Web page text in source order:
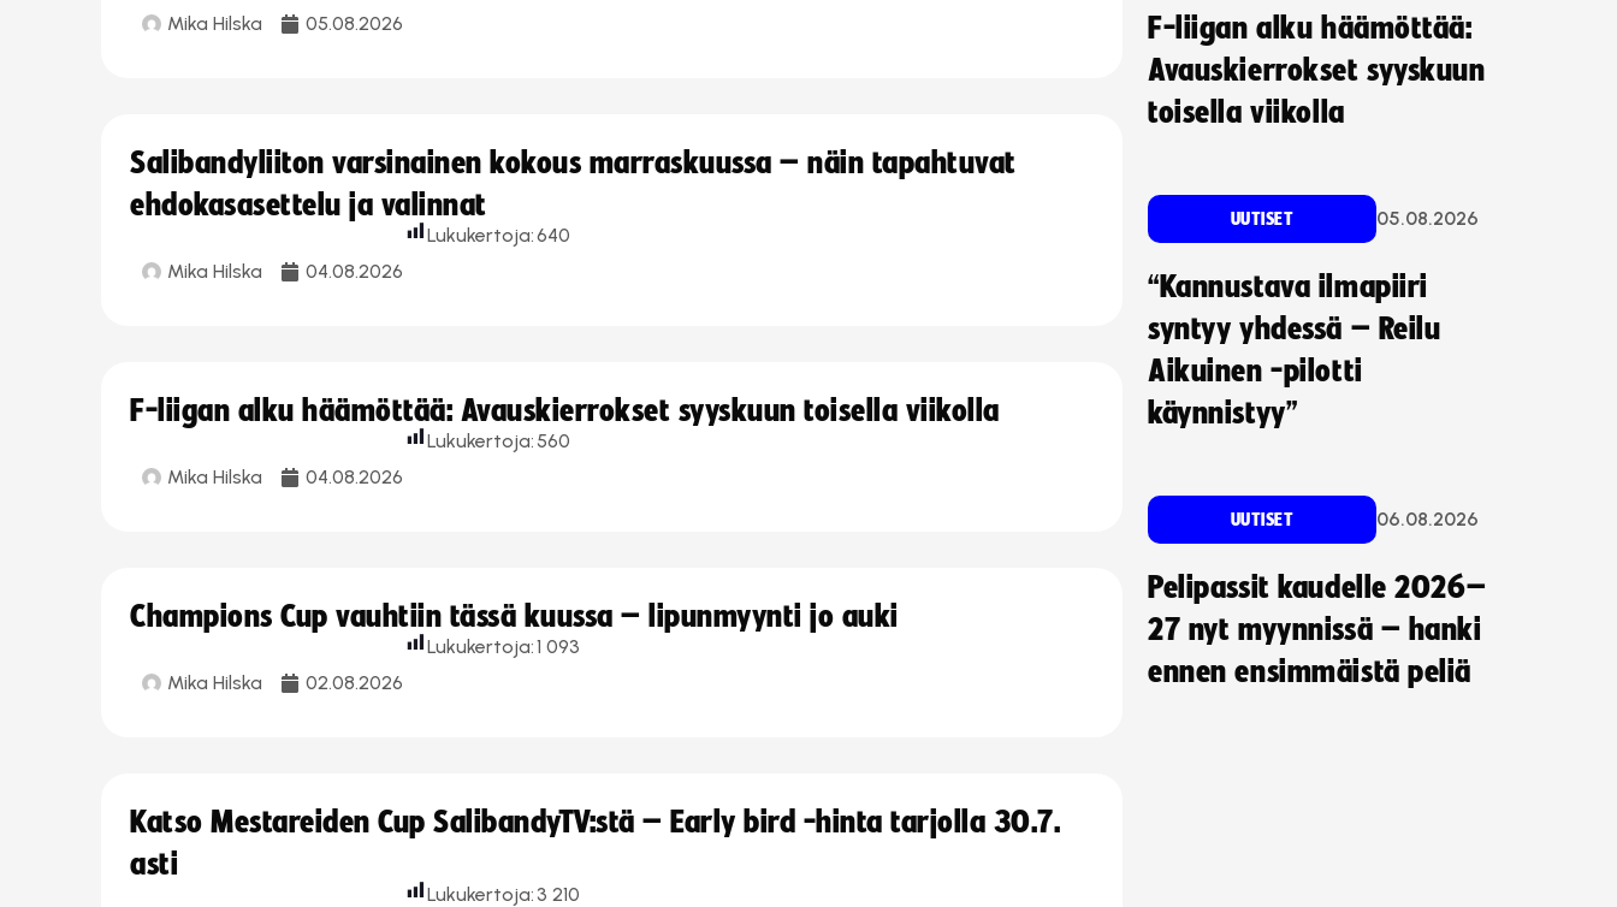
Mika Hilska 05.08.2026
Salibandyliiton varsinainen kokous marraskuussa – näin tapahtuvat
ehdokasasettelu ja valinnat
Mika Hilska 04.08.2026
Lukukertoja:640
F-liigan alku häämöttää: Avauskierrokset syyskuun toisella viikolla
Mika Hilska 04.08.2026
Lukukertoja: 560
Champions Cup vauhtiin tässä kuussa – lipunmyynti jo auki
Mika Hilska 02.08.2026
Lukukertoja:1 093
Katso Mestareiden Cup SalibandyTV:stä – Early bird -hinta tarjolla 30.7.
asti
Lukukertoja: 3 210
F-liigan alku häämöttää:
Avauskierrokset syyskuun
toisella viikolla
UUTISET 05.08.2026
“Kannustava ilmapiiri
syntyy yhdessä – Reilu
Aikuinen -pilotti
käynnistyy”
UUTISET 06.08.2026
Pelipassit kaudelle 2026–
27 nyt myynnissä – hanki
ennen ensimmäistä peliä